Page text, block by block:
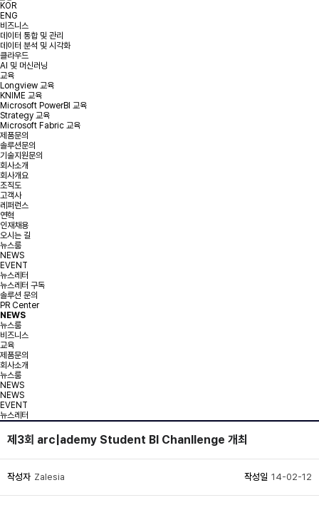
KOR
ENG
비즈니스
데이터 통합 및 관리
데이터 분석 및 시각화
클라우드
AI 및 머신러닝
교육
Longview 교육
KNIME 교육
Microsoft PowerBI 교육
Strategy 교육
Microsoft Fabric 교육
제품문의
솔루션문의
기술지원문의
회사소개
회사개요
조직도
고객사
레퍼런스
연혁
인재채용
오시는 길
뉴스룸
NEWS
EVENT
뉴스레터
뉴스레터 구독
솔루션 문의
PR Center
NEWS
뉴스룸
비즈니스
교육
제품문의
회사소개
뉴스룸
NEWS
NEWS
EVENT
뉴스레터
제3회 arc|ademy Student BI Chanllenge 개최
작성자 Zalesia 작성일 14-02-12